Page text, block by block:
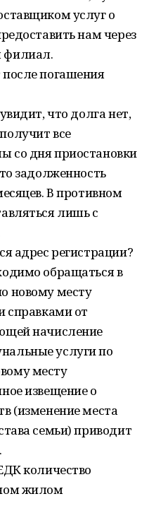
услуг о
нам через
погашения
что долга нет,
все
со дня приостановки
задолженность
В противном
лишь с
адрес регистрации?
обращаться в
новому месту
справками от
начисление
услуги по
месту
извещение о
(изменение места
семьи) приводит
количество
жилом